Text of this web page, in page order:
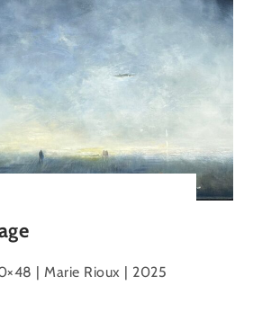
| Marie Rioux | 2025